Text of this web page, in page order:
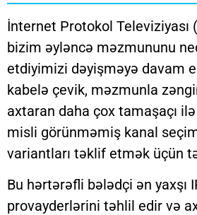
İnternet Protokol Televiziyası
bizim əyləncə məzmununu
etdiyimizi dəyişməyə davam
kabelə çevik, məzmunla
axtaran daha çox tamaşaçı
misli görünməmiş kanal
variantları təklif etmək üçün
Bu hərtərəfli bələdçi ən yaxşı
provayderlərini təhlil edir və